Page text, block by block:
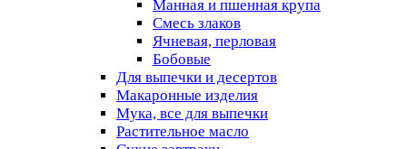
Манная и пшенная крупа
Смесь злаков
Ячневая, перловая
Бобовые
Для выпечки и десертов
Макаронные изделия
Мука, все для выпечки
Растительное масло